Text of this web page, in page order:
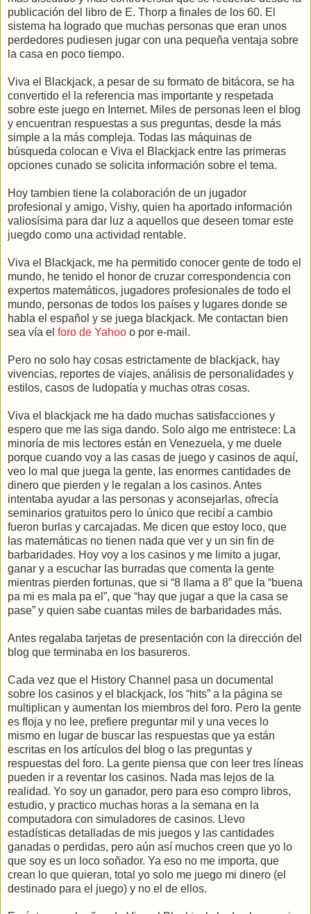
publicación del libro de E. Thorp a finales de los 60. El
sistema ha logrado que muchas personas que eran unos
perdedores pudiesen jugar con una pequeña ventaja sobre
la casa en poco tiempo.
Viva el Blackjack, a pesar de su formato de bitácora, se ha
convertido el la referencia mas importante y respetada
sobre este juego en Internet. Miles de personas leen el blog
y encuentran respuestas a sus preguntas, desde la más
simple a la más compleja. Todas las máquinas de
búsqueda colocan e Viva el Blackjack entre las primeras
opciones cunado se solicita información sobre el tema.
Hoy tambien tiene la colaboración de un jugador
profesional y amigo, Vishy, quien ha aportado información
valiosísima para dar luz a aquellos que deseen tomar este
juegdo como una actividad rentable.
Viva el Blackjack, me ha permitido conocer gente de todo el
mundo, he tenido el honor de cruzar correspondencia con
expertos matemáticos, jugadores profesionales de todo el
mundo, personas de todos los países y lugares donde se
habla el español y se juega blackjack. Me contactan bien
sea vía el foro de Yahoo o por e-mail.
Pero no solo hay cosas estrictamente de blackjack, hay
vivencias, reportes de viajes, análisis de personalidades y
estilos, casos de ludopatía y muchas otras cosas.
Viva el blackjack me ha dado muchas satisfacciones y
espero que me las siga dando. Solo algo me entristece: La
minoría de mis lectores están en Venezuela, y me duele
porque cuando voy a las casas de juego y casinos de aquí,
veo lo mal que juega la gente, las enormes cantidades de
dinero que pierden y le regalan a los casinos. Antes
intentaba ayudar a las personas y aconsejarlas, ofrecía
seminarios gratuitos pero lo único que recibí a cambio
fueron burlas y carcajadas. Me dicen que estoy loco, que
las matemáticas no tienen nada que ver y un sin fin de
barbaridades. Hoy voy a los casinos y me limito a jugar,
ganar y a escuchar las burradas que comenta la gente
mientras pierden fortunas, que si “8 llama a 8” que la “buena
pa mi es mala pa el”, que “hay que jugar a que la casa se
pase” y quien sabe cuantas miles de barbaridades más.
Antes regalaba tarjetas de presentación con la dirección del
blog que terminaba en los basureros.
Cada vez que el History Channel pasa un documental
sobre los casinos y el blackjack, los “hits” a la página se
multiplican y aumentan los miembros del foro. Pero la gente
es floja y no lee, prefiere preguntar mil y una veces lo
mismo en lugar de buscar las respuestas que ya están
escritas en los artículos del blog o las preguntas y
respuestas del foro. La gente piensa que con leer tres líneas
pueden ir a reventar los casinos. Nada mas lejos de la
realidad. Yo soy un ganador, pero para eso compro libros,
estudio, y practico muchas horas a la semana en la
computadora con simuladores de casinos. Llevo
estadísticas detalladas de mis juegos y las cantidades
ganadas o perdidas, pero aún así muchos creen que yo lo
que soy es un loco soñador. Ya eso no me importa, que
crean lo que quieran, total yo solo me juego mi dinero (el
destinado para el juego) y no el de ellos.